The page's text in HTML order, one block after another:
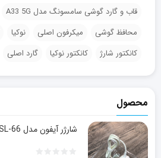
قاب و گارد گوشی سامسونگ مدل A33 5G
محافظ گوشی
میکرفون اصلی نوکیا
کانکتور شارژ
کانکتور نوکیا گارد اصلی
محصول
شارژر آیفون مدل SL-66